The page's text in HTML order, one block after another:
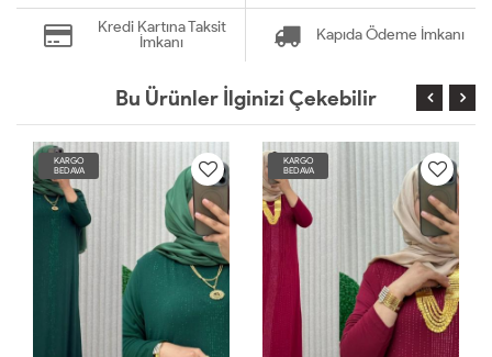
Kredi Kartına Taksit
İmkanı
Kapıda Ödeme İmkanı
Bu Ürünler İlginizi Çekebilir
KARGO
BEDAVA
KARGO
BEDAVA